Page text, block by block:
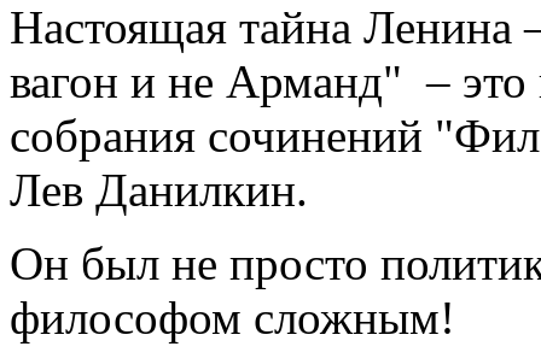
Настоящая тайна Ленина
вагон и не Арманд" – это
собрания сочинений
Лев Данилкин.
Он был не просто
философом сложным!